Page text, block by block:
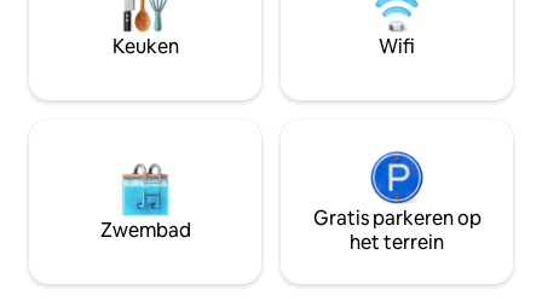
tafelvoetbaltafel, een speelhal en
verschillende spellen. Alles is ontworpen
voor een onvergetelijke ervaring.
een ontspannen
seizoen!
Keuken Wifi
Zwembad
Gratis parkeren op
het terrein